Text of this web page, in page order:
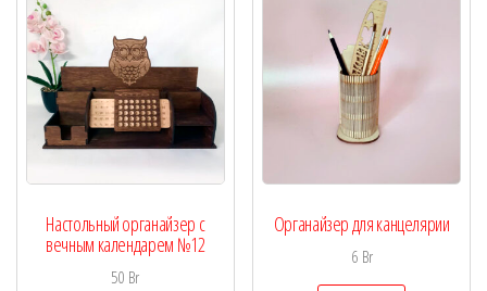
Настольный органайзер с
вечным календарем №12
50 Br
Органайзер для канцелярии
6 Br